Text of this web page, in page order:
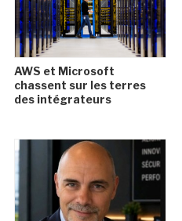
AWS et Microsoft
chassent sur les terres
des intégrateurs